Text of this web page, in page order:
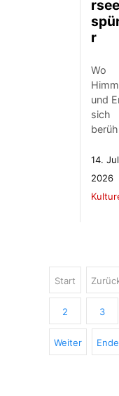
rsee
r
Wo
und
sich
14.
2026
Start
2 3
Weiter Ende